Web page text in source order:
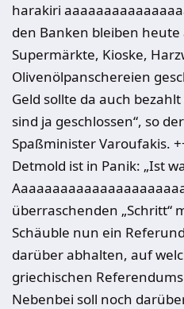
harakiri
den Banken bleiben
Supermärkte, Kioske,
Olivenölpanschereien
Geld sollte da auch
sind ja geschlossen“, so
Spaßminister Varoufakis.
Detmold ist in Panik: „Ist
überraschenden „Schritt“
Schäuble nun ein
darüber abhalten, auf
griechischen
Nebenbei soll noch